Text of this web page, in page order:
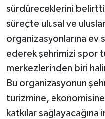
sürdüreceklerini
süreçte ulusal ve
organizasyonlarına ev
ederek şehrimizi spor
merkezlerinden biri
Bu organizasyonun
turizmine,
katkılar sağlayacağına